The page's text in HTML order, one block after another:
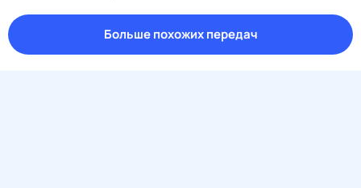
Больше похожих передач